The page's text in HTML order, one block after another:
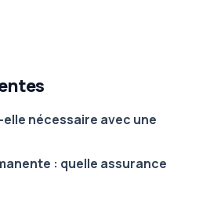
nécessaire avec une
: quelle assurance